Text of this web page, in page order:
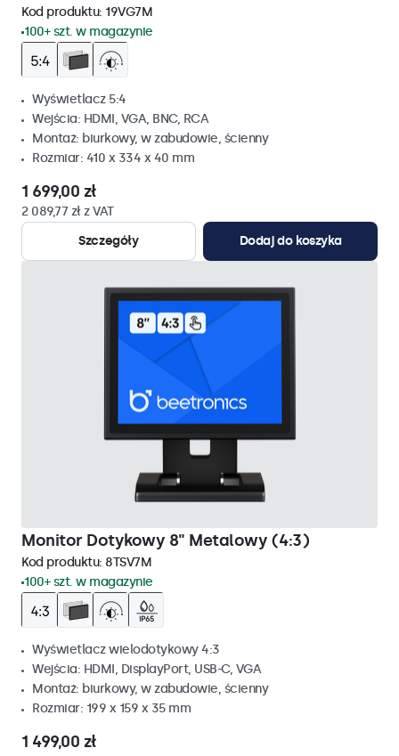
Kod produktu: 19VG7M
100+ szt. w magazynie
Wyświetlacz 5:4
Wejścia: HDMI, VGA, BNC, RCA
Montaż: biurkowy, w zabudowie, ścienny
Rozmiar: 410 x 334 x 40 mm
1 699,00 zł
2 089,77 zł z VAT
Szczegóły
Dodaj do koszyka
Monitor Dotykowy 8" Metalowy (4:3)
Kod produktu: 8TSV7M
100+ szt. w magazynie
Wyświetlacz wielodotykowy 4:3
Wejścia: HDMI, DisplayPort, USB-C, VGA
Montaż: biurkowy, w zabudowie, ścienny
Rozmiar: 199 x 159 x 35 mm
1 499,00 zł